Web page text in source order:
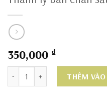
350,000 ₫
Thanh lý bàn chân sắt gấp
THÊM